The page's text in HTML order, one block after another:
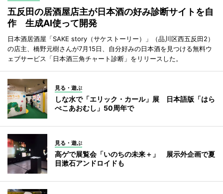
五反田の居酒屋店主が日本酒の好み診断サイトを自
作 生成AI使って開発
日本酒居酒屋「SAKE story（サケストーリー）」（品川区西五反田2）
の店主、橋野元樹さんが7月15日、自分好みの日本酒を見つける無料ウ
ェブサービス「日本酒三角チャート診断」をリリースした。
見る・遊ぶ
しな水で「エリック・カール」展 日本語版「はら
ぺこあおむし」50周年で
見る・遊ぶ
高ゲで展覧会「いのちの未来＋」 展示外企画で夏
目漱石アンドロイドも